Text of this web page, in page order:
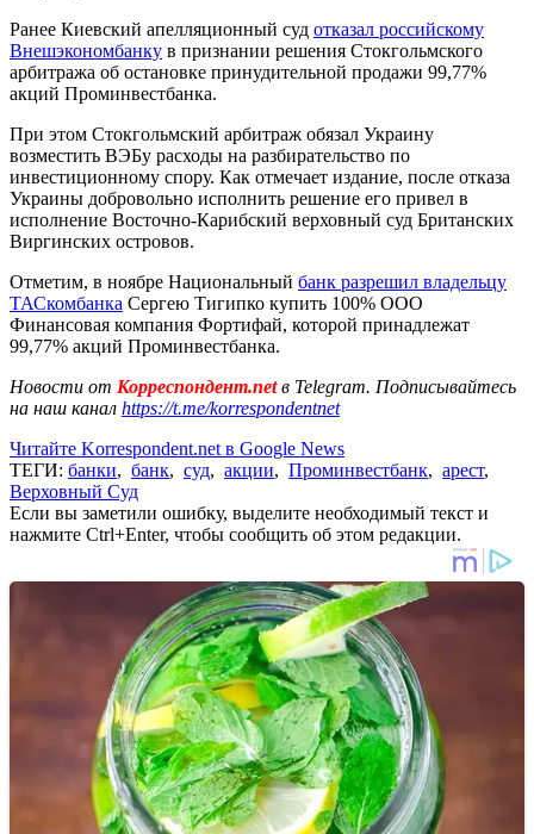
Ранее Киевский апелляционный суд отказал российскому
Внешэкономбанку в признании решения Стокгольмского
арбитража об остановке принудительной продажи 99,77%
акций Проминвестбанка.
При этом Стокгольмский арбитраж обязал Украину
возместить ВЭБу расходы на разбирательство по
инвестиционному спору. Как отмечает издание, после отказа
Украины добровольно исполнить решение его привел в
исполнение Восточно-Карибский верховный суд Британских
Виргинских островов.
Отметим, в ноябре Национальный банк разрешил владельцу
ТАСкомбанка Сергею Тигипко купить 100% ООО
Финансовая компания Фортифай, которой принадлежат
99,77% акций Проминвестбанка.
Новости от Корреспондент.netв Telegram. Подписывайтесь
на наш канал https://t.me/korrespondentnet
Читайте Korrespondent.net в Google News
ТЕГИ: банки, банк, суд, акции, Проминвестбанк, арест,
Верховный Суд
Если вы заметили ошибку, выделите необходимый текст и
нажмите Ctrl+Enter, чтобы сообщить об этом редакции.